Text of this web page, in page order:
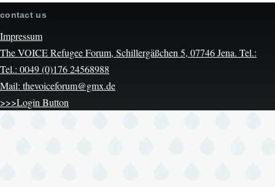
contact us
Impressum
The VOICE Refugee Forum, Schillergäßchen 5, 07746 Jena. Tel.:
Tel.: 0049 (0)176 24568988
Mail: thevoiceforum@gmx.de
>>>Login Button